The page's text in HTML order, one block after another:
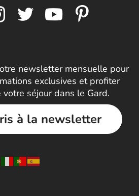
newsletter mensuelle pour
exclusives et profiter
séjour dans le Gard.
à la newsletter